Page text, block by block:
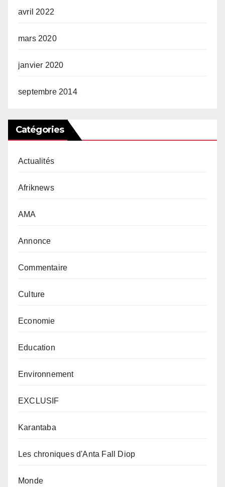
avril 2022
mars 2020
janvier 2020
septembre 2014
Catégories
Actualités
Afriknews
AMA
Annonce
Commentaire
Culture
Economie
Education
Environnement
EXCLUSIF
Karantaba
Les chroniques d'Anta Fall Diop
Monde